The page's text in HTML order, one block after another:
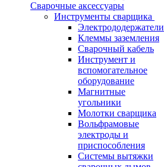
Сварочные аксессуары
Инструменты сварщика
Электрододержатели
Клеммы заземления
Сварочный кабель
Инструмент и
вспомогательное
оборудование
Магнитные
угольники
Молотки сварщика
Вольфрамовые
электроды и
приспособления
Системы вытяжки